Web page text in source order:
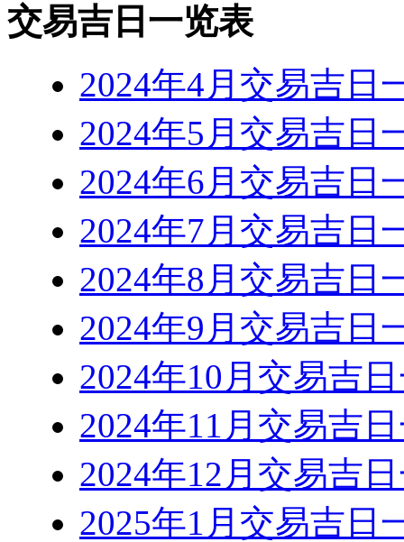
交易吉日一览表
2024年4月交易吉日
2024年5月交易吉日
2024年6月交易吉日
2024年7月交易吉日
2024年8月交易吉日
2024年9月交易吉日
2024年10月交易吉
2024年11月交易吉
2024年12月交易吉
2025年1月交易吉日